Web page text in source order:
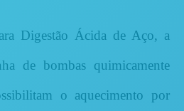
Digestão Ácida de Aço, a
de bombas quimicamente
o aquecimento por